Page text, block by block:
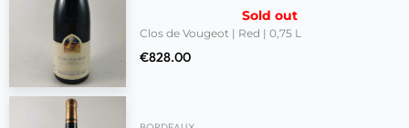
Sold out
Clos de Vougeot | Red | 0,75 L
€828.00